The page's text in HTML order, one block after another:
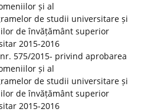
și al
de studii universitare și
de învățământ superior
2015-2016
nr. 575/2015- privind aprobarea
și al
de studii universitare și
de învățământ superior
2015-2016